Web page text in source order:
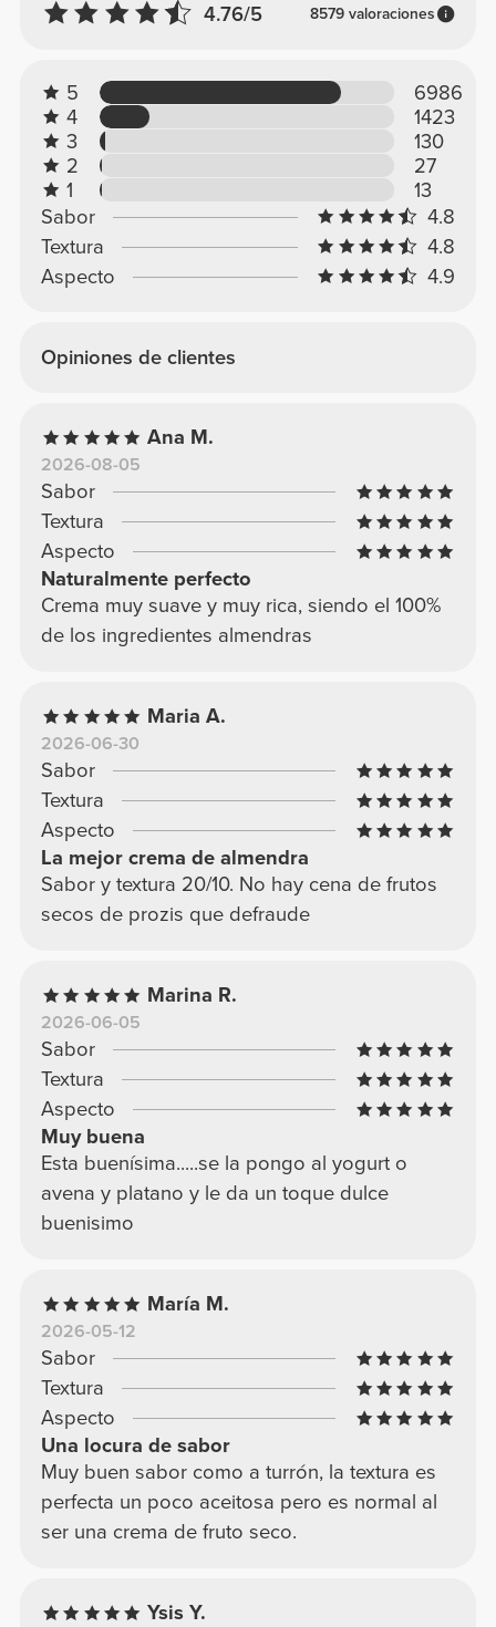
4.76/5 8579 valoraciones
5
6986
4
1423
3
130
2
27
1
13
Sabor
4.8
Textura
4.8
Aspecto
4.9
Opiniones de clientes
Ana M.
2026-08-05
Sabor
Textura
Aspecto
Naturalmente perfecto
Crema muy suave y muy rica, siendo el 100%
de los ingredientes almendras
Maria A.
2026-06-30
Sabor
Textura
Aspecto
La mejor crema de almendra
Sabor y textura 20/10. No hay cena de frutos
secos de prozis que defraude
Marina R.
2026-06-05
Sabor
Textura
Aspecto
Muy buena
Esta buenísima.....se la pongo al yogurt o
avena y platano y le da un toque dulce
buenisimo
María M.
2026-05-12
Sabor
Textura
Aspecto
Una locura de sabor
Muy buen sabor como a turrón, la textura es
perfecta un poco aceitosa pero es normal al
ser una crema de fruto seco.
Ysis Y.